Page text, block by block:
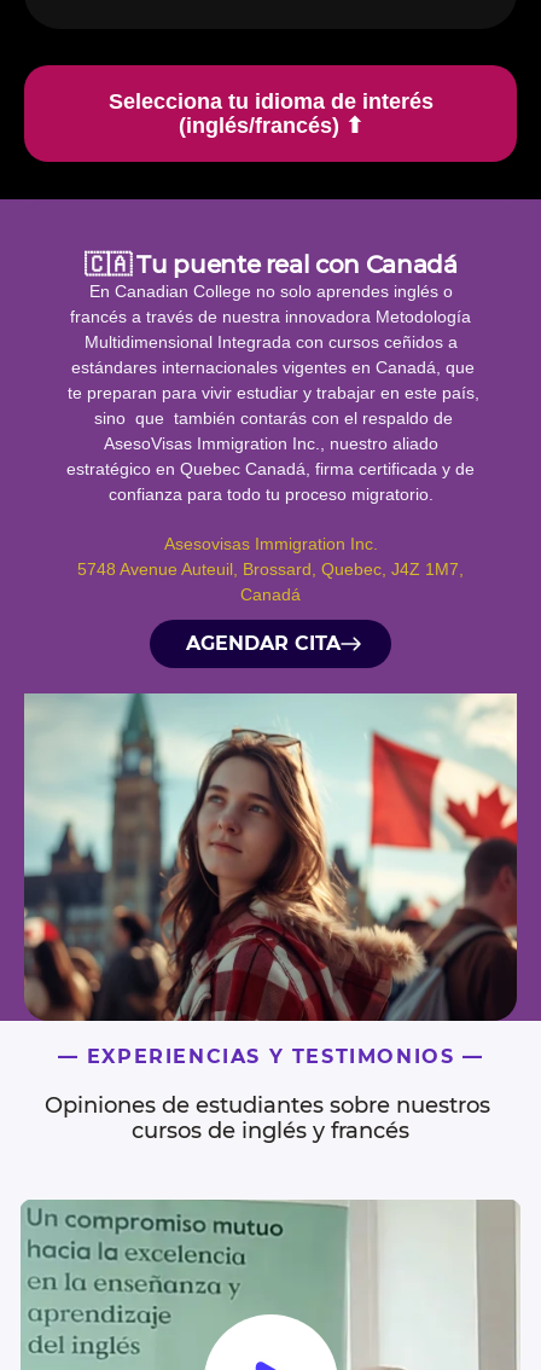
Selecciona tu idioma de interés
(inglés/francés) ⬆
🇨🇦 Tu puente real con Canadá
En Canadian College no solo aprendes inglés o
francés a través de nuestra innovadora Metodología
Multidimensional Integrada con cursos ceñidos a
estándares internacionales vigentes en Canadá, que
te preparan para vivir estudiar y trabajar en este país,
sino que también contarás con el respaldo de
AsesoVisas Immigration Inc., nuestro aliado
estratégico en Quebec Canadá, firma certificada y de
confianza para todo tu proceso migratorio.
Asesovisas Immigration Inc.
5748 Avenue Auteuil, Brossard, Quebec, J4Z 1M7,
Canadá
AGENDAR CITA
— EXPERIENCIAS Y TESTIMONIOS —
Opiniones de estudiantes sobre nuestros
cursos de inglés y francés